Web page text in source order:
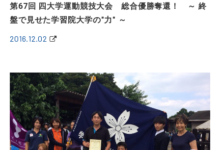
第67回 四大学運動競技大会 総合優勝奪還！ ～ 終
盤で見せた学習院大学の"力" ～
2016.12.02